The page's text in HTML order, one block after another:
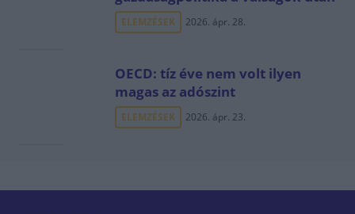
ELEMZÉSEK 2026. ápr. 28.
OECD: tíz éve nem volt ilyen
magas az adószint
ELEMZÉSEK 2026. ápr. 23.